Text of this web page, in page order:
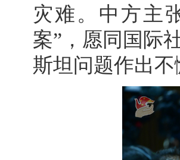
灾难。中方主
案”，愿同国际
斯坦问题作出不